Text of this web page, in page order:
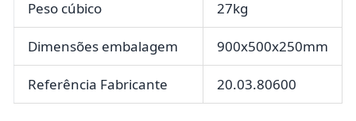
Peso cúbico 27kg
Dimensões embalagem 900x500x250mm
Referência Fabricante 20.03.80600